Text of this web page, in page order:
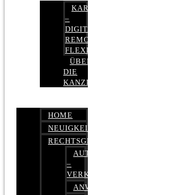
KARRIERE
–
DIGITAL,
REMOTE,
FLEXIBEL
ÜBER
DIE
KANZLEI
HOME
NEUIGKEITEN
RECHTSGEBIETE
AUTOBETRUG
–
VERKEHRSRECHT
ANWALTSHAFTUNGSRECHT